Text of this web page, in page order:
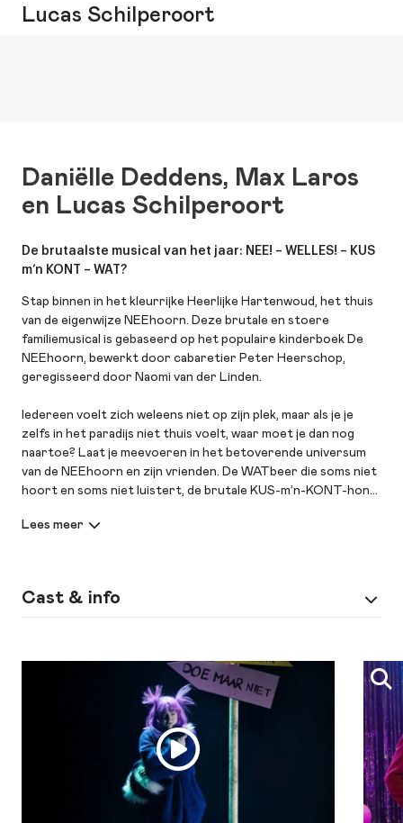
Lucas Schilperoort
Daniëlle Deddens, Max Laros
en Lucas Schilperoort
De brutaalste musical van het jaar: NEE! – WELLES! – KUS
m’n KONT – WAT?
Stap binnen in het kleurrijke Heerlijke Hartenwoud, het thuis
van de eigenwijze NEEhoorn. Deze brutale en stoere
familiemusical is gebaseerd op het populaire kinderboek De
NEEhoorn, bewerkt door cabaretier Peter Heerschop,
geregisseerd door Naomi van der Linden.
Iedereen voelt zich weleens niet op zijn plek, maar als je je
zelfs in het paradijs niet thuis voelt, waar moet je dan nog
naartoe? Laat je meevoeren in het betoverende universum
van de NEEhoorn en zijn vrienden. De WATbeer die soms niet
hoort en soms niet luistert, de brutale KUS-m’n-KONT-hond
ze op zoek naar het mysterieuze NERGENS.
(groot)ouders met een kleine eigenwijze NEEhoorn thuis.
Laat je verrassen door de ondeugende humor van 'De
NEEhoorn' en Peter Heerschop in dit filosofische avontuur
over chagrijn, vriendschap en erbij horen.
Cast & info
en liedteksten: Bart Rijnink
Naomi van der Linden | regieassistent:
Lichelle van der Zijl
script: Peter Heerschop, naar het
gelijknamige boek van Marc-Uwe Kling